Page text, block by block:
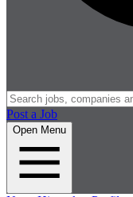
Post a Job
Open Menu